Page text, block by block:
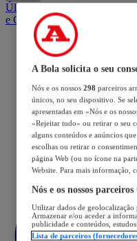
ÚltimasMercadoOpinião
e Cabelo
A Bola solicita o seu
Nós e os nossos 298 parceiros
únicos, no seu dispositivo. Se
apresentadas em «Nós e os
«Rejeitar tudo» ou retirar o seu
alguns conteúdos e anúncios
escolhas ou retirar o
página Web (ou no ícone na
Website. Para mais informação,
Nós e os nossos
Utilizar dados de geolocalização
Armazenar e/ou aceder a
publicidade e conteúdos,
Lista de parceiros